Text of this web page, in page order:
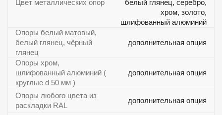
Цвет металлических опор
белый глянец, серебро,
хром, золото,
шлифованный алюминий
Опоры белый матовый,
белый глянец, чёрный
глянец
дополнительная опция
Опоры хром,
шлифованный алюминий (
круглые d 50 мм )
дополнительная опция
Опоры любого цвета из
раскладки RAL
дополнительная опция